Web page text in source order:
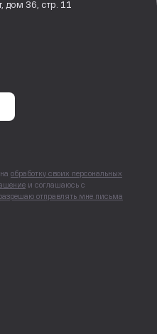
дом 36, стр. 11
обработку своих персональных
и соглашаюсь с
отправлять мне письма